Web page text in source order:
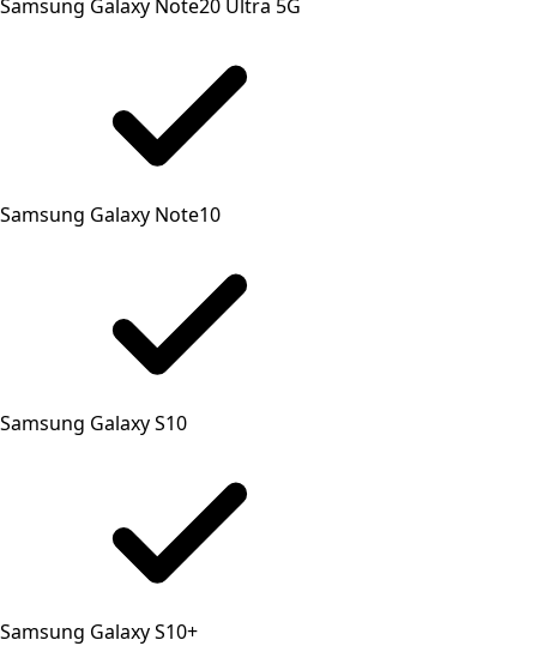
Samsung Galaxy Note20 Ultra 5G
Samsung Galaxy Note10
Samsung Galaxy S10
Samsung Galaxy S10+